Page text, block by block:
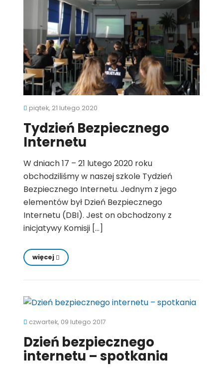
piątek, 21 lutego 2020
Tydzień Bezpiecznego
Internetu
W dniach 17 – 21 lutego 2020 roku
obchodziliśmy w naszej szkole Tydzień
Bezpiecznego Internetu. Jednym z jego
elementów był Dzień Bezpiecznego
Internetu (DBI). Jest on obchodzony z
inicjatywy Komisji […]
więcej
czwartek, 09 lutego 2017
Dzień bezpiecznego
internetu – spotkania